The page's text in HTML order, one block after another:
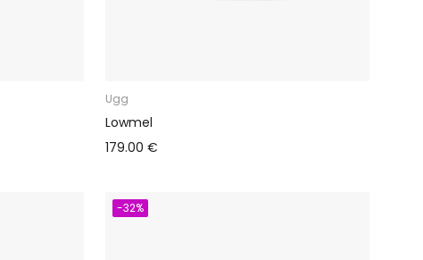
Ugg
Lowmel
179.00 €
-32%